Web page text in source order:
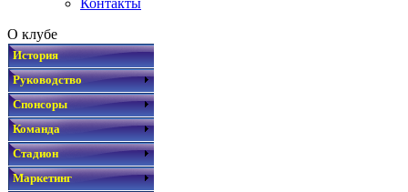
Контакты
О клубе
История
Руководство
Спонсоры
Команда
Стадион
Маркетинг